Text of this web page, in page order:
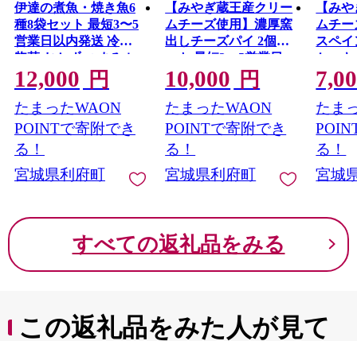
伊達の煮魚・焼き魚6
種8袋セット 最短3〜5
営業日以内発送 冷凍
惣菜 おかず つまみ レ
ンチン 湯煎 簡単 煮物
煮付 塩焼 [煮魚 焼き魚
塩焼 鮭 サバ さば さん
ま ぶり ブリ かれい 金
目鯛 冷凍 惣菜 おかず
つまみ レンチン 湯煎
簡単 煮物 煮付 焼魚]
12,000 円
たまったWAON
POINTで寄附でき
る！
宮城県利府町
【みやぎ蔵王産クリー
ムチーズ使用】濃厚窯
出しチーズパイ 2個セ
ット 最短3〜5営業日
以内発送 [パティシエ
ムー モル モル
patissier mou mol molle
スイーツ P＆Cファク
トリー キャラメル ク
リームチーズ ふわと
ろ] 宮城県利府町
10,000 円
たまったWAON
POINTで寄附でき
る！
宮城県利府町
【み
ムチ
スペ
ケー
日以
エ ム
スイー
トリー
リーム
ろ] 宮
たま
る！
宮城
すべての返礼品をみる
この返礼品をみた人が見て